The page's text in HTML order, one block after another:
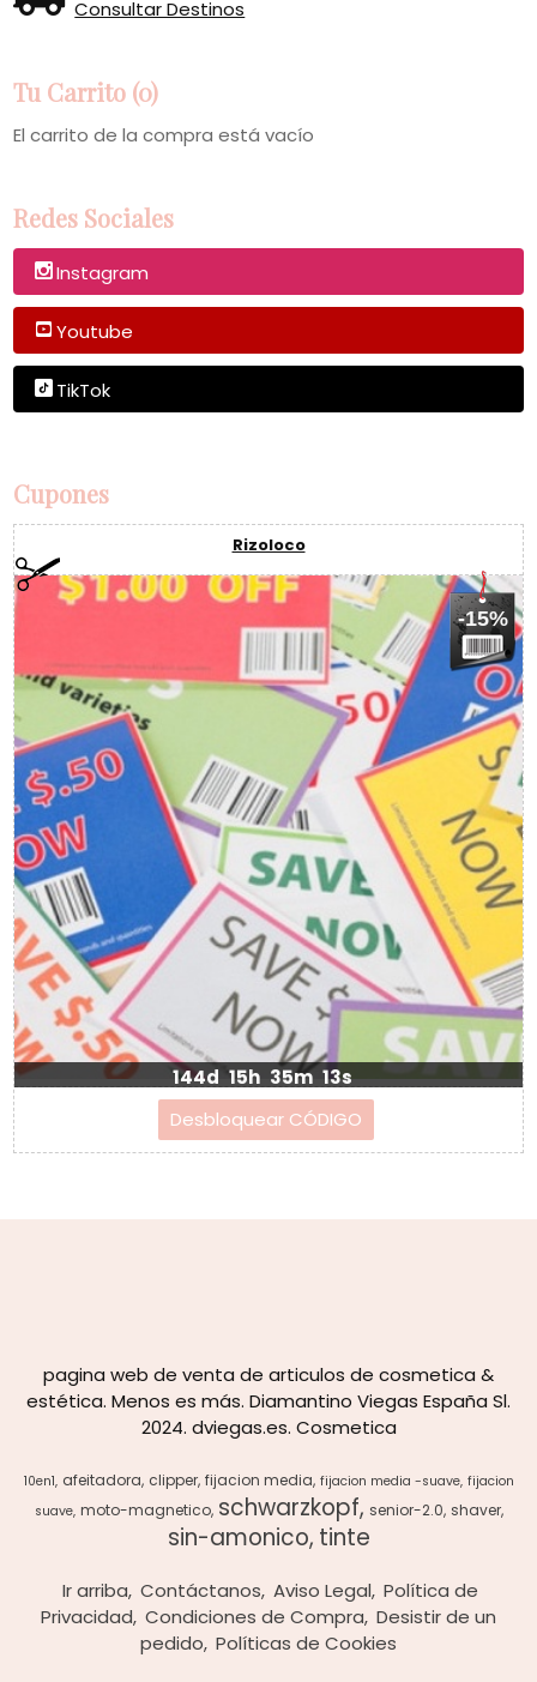
Consultar Destinos
Tu Carrito (0)
El carrito de la compra está vacío
Redes Sociales
Instagram
Youtube
TikTok
Cupones
Rizoloco
-15%
144d 15h 35m 13s
pagina web de venta de articulos de cosmetica &
estética. Menos es más. Diamantino Viegas España Sl.
2024. dviegas.es. Cosmetica
10en1 afeitadora clipper fijacion media fijacion media -suave fijacion
suave moto-magnetico schwarzkopf senior-2.0 shaver
sin-amonico tinte
Ir arriba Contáctanos Aviso Legal Política de
Privacidad Condiciones de Compra Desistir de un
pedido Políticas de Cookies